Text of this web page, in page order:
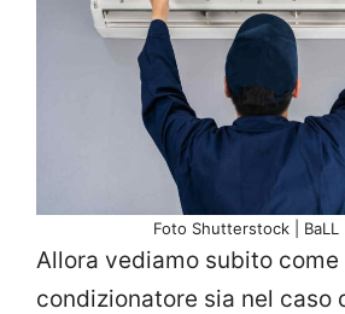
Foto Shutterstock | BaLL
Allora vediamo subito come
condizionatore sia nel caso